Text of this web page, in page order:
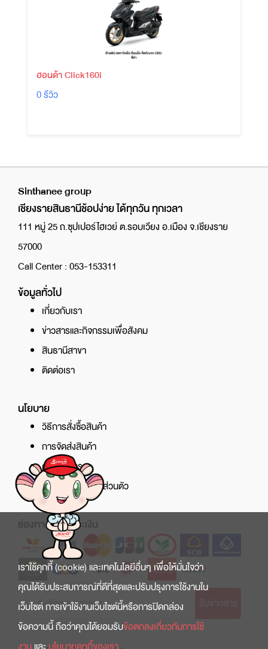
ฮอนด้า Click160i
0 รีวิว
Sinthanee group
เชียงรายสินธานีช้อปง่าย ได้ทุกวัน ทุกเวลา
111 หมู่ 25 ถ.ซุปเปอร์ไฮเวย์ ต.รอบเวียง อ.เมือง จ.เชียงราย
57000
Call Center : 053-153311
ข้อมูลทั่วไป
เกี่ยวกับเรา
ข่าวสารและกิจกรรมเพื่อสังคม
สินธานีสาขา
ติดต่อเรา
นโยบาย
วิธีการสั่งซื้อสินค้า
การจัดส่งสินค้า
ศูนย์บริการ
นโยบายความเป็นส่วนตัว
ช่องทางการชำระเงิน
เราใช้คุกกี้ (cookie) และเทคโนโลยีอื่นๆ เพื่อให้มั่นใจว่า
คุณได้รับประสบการณ์ที่ดีที่สุดและปรับปรุงการใช้งานใน
เว็บไซต์ การเข้าใช้งานเว็บไซต์นี้หรือการปิดกล่อง
ข้อความนี้ ถือว่าคุณได้ยอมรับข้อตกลงเกี่ยวกับการใช้